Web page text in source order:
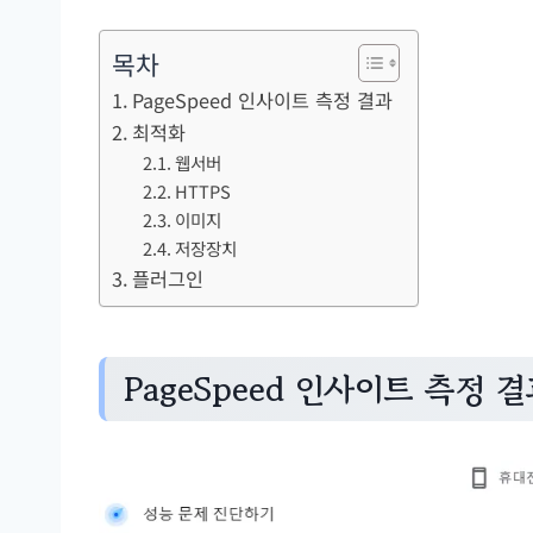
목차
PageSpeed 인사이트 측정 결과
최적화
웹서버
HTTPS
이미지
저장장치
플러그인
PageSpeed 인사이트 측정